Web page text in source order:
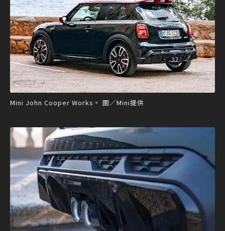
Mini John Cooper Works。 圖／Mini提供